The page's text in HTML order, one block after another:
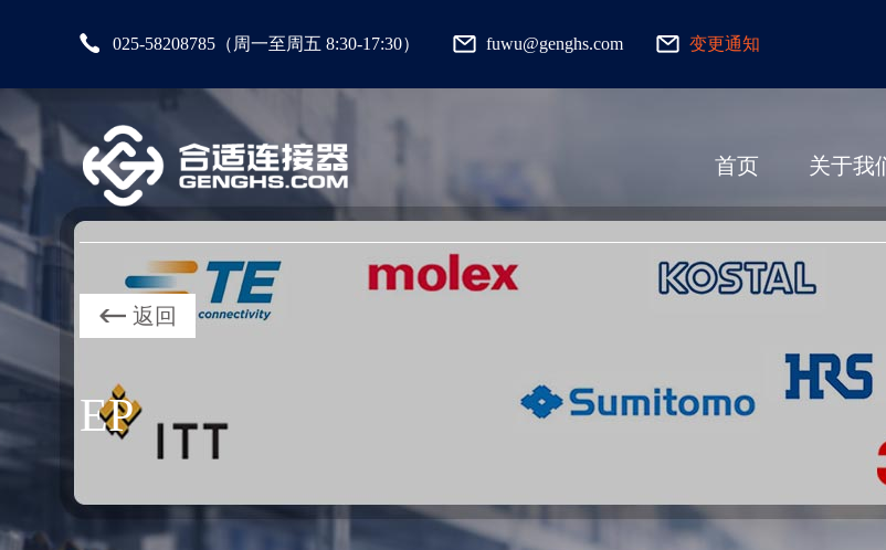
025-58208785（周一至周五 8:30-17:30） fuwu@genghs.com 变更通知
首页 关于我
返回
EP